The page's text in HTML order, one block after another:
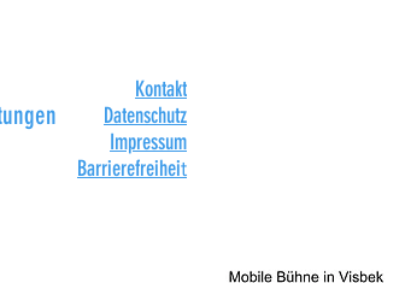
Kontakt
Datenschutz
Impressum
Barrierefreiheit